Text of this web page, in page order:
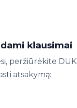
klausimai
peržiūrėkite DUK
atsakymą: